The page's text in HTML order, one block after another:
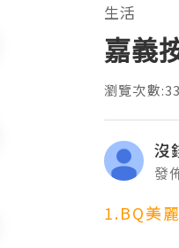
生活
嘉義
瀏覽次數
沒
發
1.BQ美